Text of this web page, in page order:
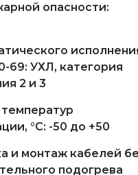
опасности:
69: УХЛ, категория
2 и 3
°С: -50 до +50
и монтаж кабелей
подогрева